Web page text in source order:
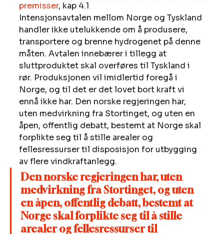
premisser, kap 4.1
Intensjonsavtalen mellom Norge og Tyskland
handler ikke utelukkende om å produsere,
transportere og brenne hydrogenet på denne
måten. Avtalen innebærer i tillegg at
sluttproduktet skal overføres til Tyskland i
rør. Produksjonen vil imidlertid foregå i
Norge, og til det er det lovet bort kraft vi
ennå ikke har. Den norske regjeringen har,
uten medvirkning fra Stortinget, og uten en
åpen, offentlig debatt, bestemt at Norge skal
forplikte seg til å stille arealer og
fellesressurser til disposisjon for utbygging
av flere vindkraftanlegg.
Den norske regjeringen har, uten
medvirkning fra Stortinget, og uten
en åpen, offentlig debatt, bestemt at
Norge skal forplikte seg til å stille
arealer og fellesressurser til